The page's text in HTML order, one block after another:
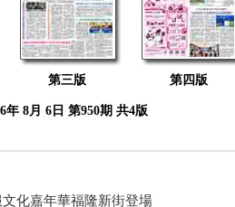
第三版 第四版
年 8月 6日 第950期 共4版
化嘉年華福隆新街登場